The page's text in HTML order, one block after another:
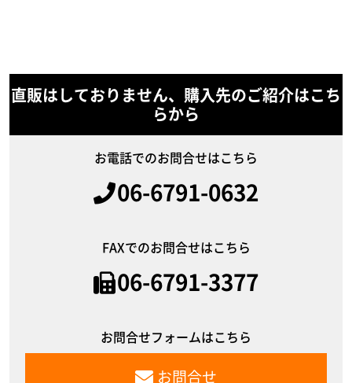
直販はしておりません、購入先のご紹介はこち
らから
お電話でのお問合せはこちら
06-6791-0632
FAXでのお問合せはこちら
06-6791-3377
お問合せフォームはこちら
お問合せ